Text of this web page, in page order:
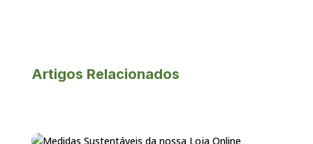
Artigos Relacionados